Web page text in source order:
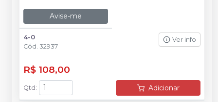
Avise-me
4-0
Cód. 32937
Ver info
R$ 108,00
Qtd : Adicionar